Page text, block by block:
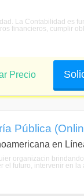
La Contabilidad es
financieros, cumplir
Precio
Pública
en
organizacin
el futuro, intervenir en